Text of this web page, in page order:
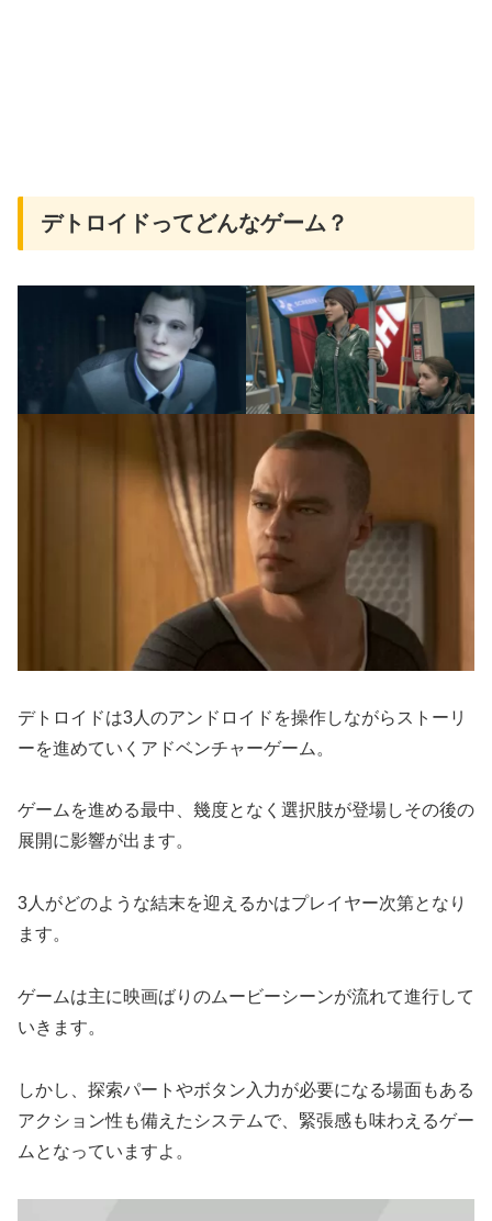
デトロイドってどんなゲーム？
デトロイドは3人のアンドロイドを操作しながらストーリ
ーを進めていくアドベンチャーゲーム。
ゲームを進める最中、幾度となく選択肢が登場しその後の
展開に影響が出ます。
3人がどのような結末を迎えるかはプレイヤー次第となり
ます。
ゲームは主に映画ばりのムービーシーンが流れて進行して
いきます。
しかし、探索パートやボタン入力が必要になる場面もある
アクション性も備えたシステムで、緊張感も味わえるゲー
ムとなっていますよ。